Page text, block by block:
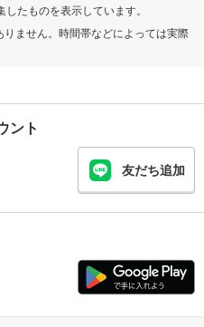
たものを表示しています。
ません。時間帯などによっては実際
ント
友だち追加